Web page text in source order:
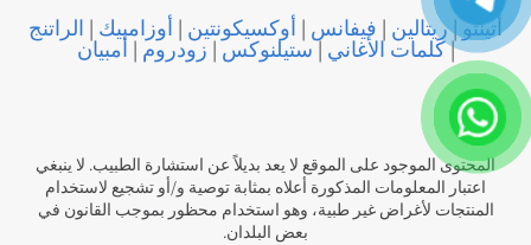
أتينتو|ريتالين | فيفانس | أوكسيكونتين | أوزامبيك | الراتنج
|كلمات الأغاني |ستيلنوكس| زودروم | أمبيان
المحتوى الموجود على الموقع لا يعد بديلاً عن استشارة الطبيب. لا ينبغي
اعتبار المعلومات المذكورة أعلاه بمثابة توصية و/أو تشجيع لاستخدام
المنتجات لأغراض غير طبية، وهو استخدام محظور بموجب القانون في
بعض البلدان.